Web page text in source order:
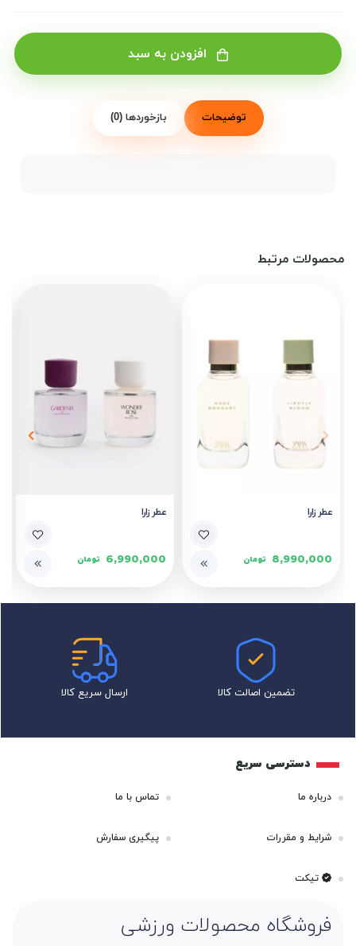
افزودن به سبد
توضیحات بازخوردها (0)
محصولات مرتبط
عطر زارا
8,990,000 تومان
عطر زارا
6,990,000 تومان
تضمین اصالت کالا ارسال سریع کالا
دسترسی سریع
درباره ما تماس با ما
شرایط و مقررات پیگیری سفارش
تیکت
فروشگاه محصولات ورزشی